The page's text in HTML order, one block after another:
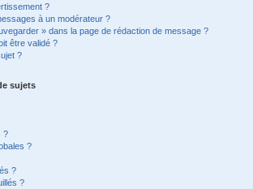
?
à un modérateur ?
» dans la page de rédaction de message ?
être validé ?
?
sujets
?
?
?
?